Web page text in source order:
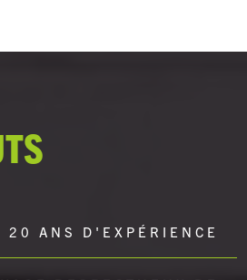
20 ANS D'EXPÉRIENCE